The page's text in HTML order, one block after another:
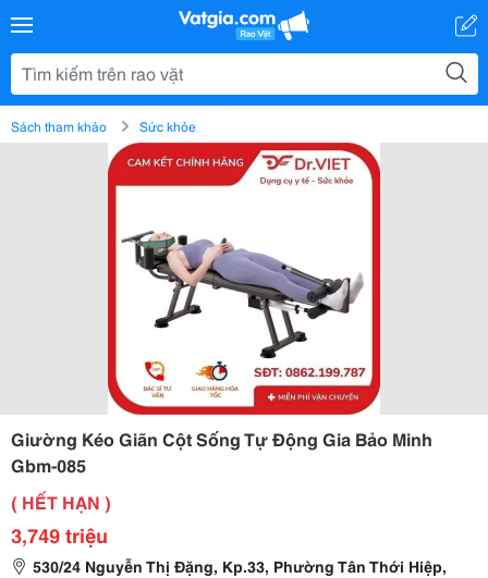
Sách tham khảo Sức khỏe
Giường Kéo Giãn Cột Sống Tự Động Gia Bảo Minh
Gbm-085
( HẾT HẠN )
3,749 triệu
530/24 Nguyễn Thị Đặng, Kp.33, Phường Tân Thới Hiệp,